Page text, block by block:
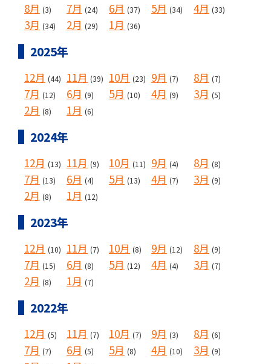
8月 (3) 7月 (24) 6月 (37) 5月 (34) 4月 (33)
3月 (34) 2月 (29) 1月 (36)
2025年
12月 (44) 11月 (39) 10月 (23) 9月 (7) 8月 (7)
7月 (12) 6月 (9) 5月 (10) 4月 (9) 3月 (5)
2月 (8) 1月 (6)
2024年
12月 (13) 11月 (9) 10月 (11) 9月 (4) 8月 (8)
7月 (13) 6月 (4) 5月 (13) 4月 (7) 3月 (9)
2月 (8) 1月 (12)
2023年
12月 (10) 11月 (7) 10月 (8) 9月 (12) 8月 (9)
7月 (15) 6月 (8) 5月 (12) 4月 (4) 3月 (7)
2月 (8) 1月 (7)
2022年
12月 (5) 11月 (7) 10月 (7) 9月 (3) 8月 (6)
7月 (7) 6月 (5) 5月 (8) 4月 (10) 3月 (9)